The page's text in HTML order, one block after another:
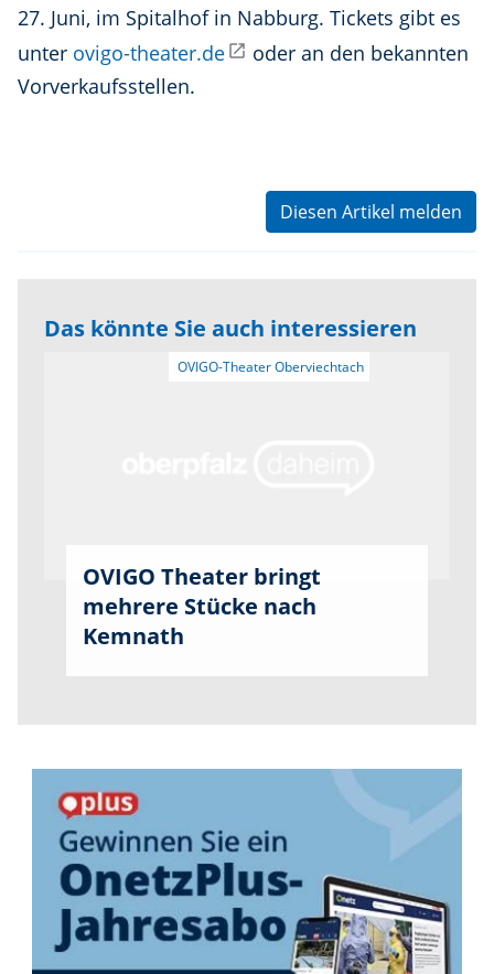
27. Juni, im Spitalhof in Nabburg. Tickets gibt es
unter ovigo-theater.de
oder an den bekannten
Vorverkaufsstellen.
Diesen Artikel melden
Das könnte Sie auch interessieren
OVIGO Theater bringt
mehrere Stücke nach
Kemnath